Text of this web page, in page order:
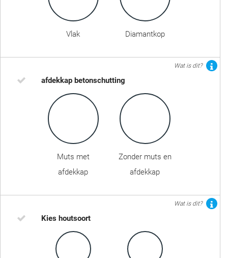
Vlak Diamantkop
Wat is dit?
afdekkap betonschutting
Muts met
afdekkap
Zonder muts en
afdekkap
Wat is dit?
Kies houtsoort